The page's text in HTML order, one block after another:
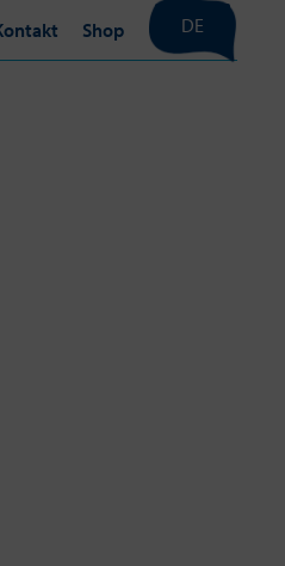
Shop DE